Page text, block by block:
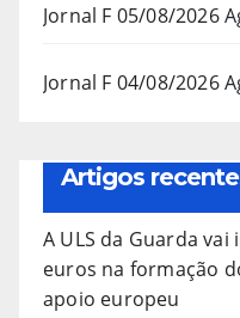
Jornal F 05/08/2026
Jornal F 04/08/2026
Artigos
A ULS da Guarda
euros na formação
apoio europeu